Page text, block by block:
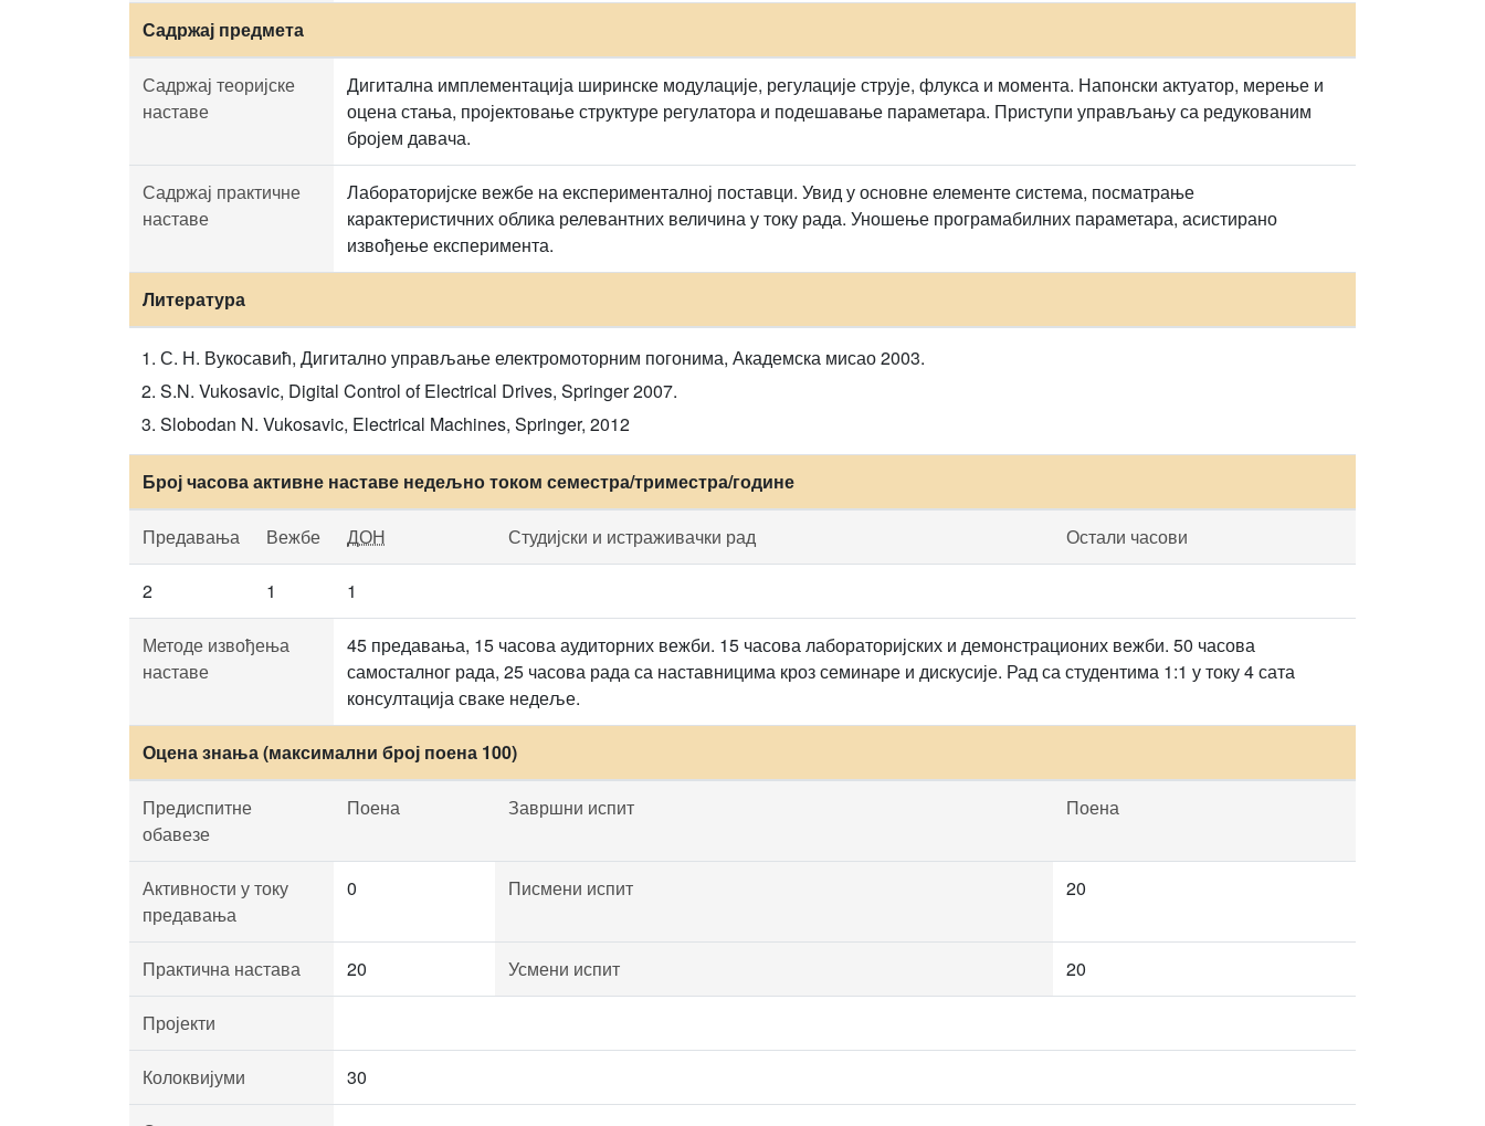
Садржај предмета
Садржај теоријске
наставе
Дигитална имплементација ширинске модулације, регулације струје, флукса и момента. Напонски актуатор, мерење и
оцена стања, пројектовање структуре регулатора и подешавање параметара. Приступи управљању са редукованим
бројем давача.
Садржај практичне
наставе
Лабораторијске вежбе на експерименталној поставци. Увид у основне елементе система, посматрање
карактеристичних облика релевантних величина у току рада. Уношење програмабилних параметара, асистирано
извођење експеримента.
Литература
С. Н. Вукосавић, Дигитално управљање електромоторним погонима, Академска мисао 2003.
S.N. Vukosavic, Digital Control of Electrical Drives, Springer 2007.
Slobodan N. Vukosavic, Electrical Machines, Springer, 2012
Број часова активне наставе недељно током семестра/триместра/године
Предавања Вежбе ДОН Студијски и истраживачки рад Остали часови
2 1 1
Методе извођења
наставе
45 предавања, 15 часова аудиторних вежби. 15 часова лабораторијских и демонстрационих вежби. 50 часова
самосталног рада, 25 часова рада са наставницима кроз семинаре и дискусије. Рад са студентима 1:1 у току 4 сата
консултација сваке недеље.
Оцена знања (максимални број поена 100)
Предиспитне
обавезе
Поена Завршни испит Поена
Активности у току
предавања
0 Писмени испит 20
Практична настава 20 Усмени испит 20
Пројекти
Колоквијуми 30